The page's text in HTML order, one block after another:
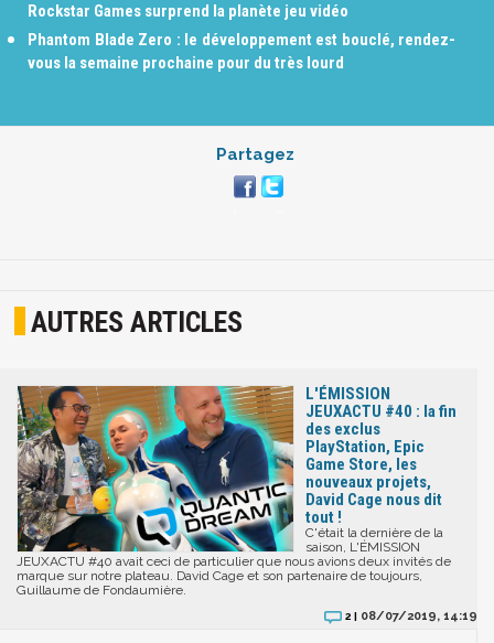
Rockstar Games surprend la planète jeu vidéo
Phantom Blade Zero : le développement est bouclé, rendez-
vous la semaine prochaine pour du très lourd
Partagez
AUTRES ARTICLES
L'ÉMISSION
JEUXACTU #40 : la fin
des exclus
PlayStation, Epic
Game Store, les
nouveaux projets,
David Cage nous dit
tout !
C'était la dernière de la
saison, L'ÉMISSION
JEUXACTU #40 avait ceci de particulier que nous avions deux invités de
marque sur notre plateau. David Cage et son partenaire de toujours,
Guillaume de Fondaumière.
2 | 08/07/2019, 14:19